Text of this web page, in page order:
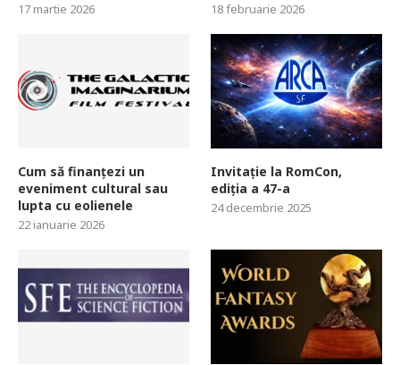
17 martie 2026 18 februarie 2026
Cum să finanțezi un
eveniment cultural sau
lupta cu eolienele
22 ianuarie 2026
Invitație la RomCon,
ediția a 47-a
24 decembrie 2025